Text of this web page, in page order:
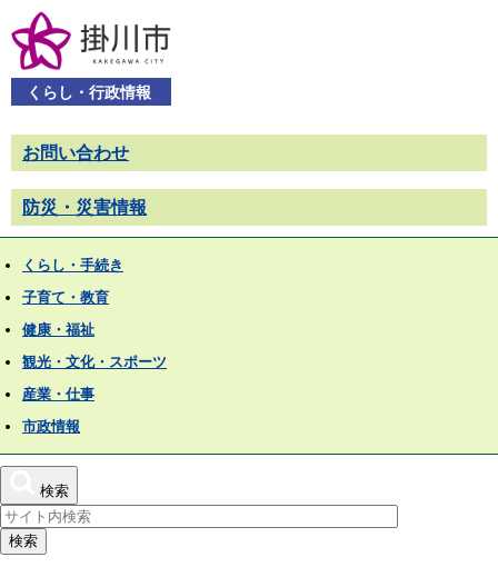
くらし・行政情報
お問い合わせ
防災・災害情報
くらし・手続き
子育て・教育
健康・福祉
観光・文化・スポーツ
産業・仕事
市政情報
検索
検索